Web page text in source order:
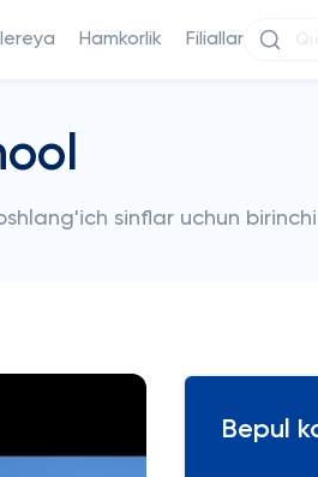
Hamkorlik Filiallar
sinflar uchun
Bepul